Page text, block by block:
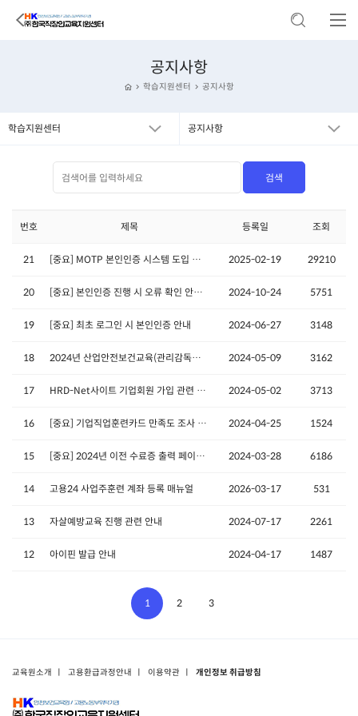
공지사항
학습지원센터 공지사항
학습지원센터 공지사항
번호 제목 등록일 조회
21 [중요] MOTP 본인인증 시스템 도입 예정 안내 2025-02-19 29210
20 [중요] 본인인증 진행 시 오류 확인 안내 (완료) 2024-10-24 5751
19 [중요] 최초 로그인 시 본인인증 안내 2024-06-27 3148
18 2024년 산업안전보건교육(관리감독자) 일정 및 접수 양식 2024-05-09 3162
17 HRD-Net사이트 기업회원 가입 관련 자주묻는 질문 2024-05-02 3713
16 [중요] 기업직업훈련카드 만족도 조사 시행 안내 2024-04-25 1524
15 [중요] 2024년 이전 수료증 출력 페이지 안내 2024-03-28 6186
14 고용24 사업주훈련 계좌 등록 매뉴얼 2026-03-17 531
13 자살예방교육 진행 관련 안내 2024-07-17 2261
12 아이핀 발급 안내 2024-04-17 1487
1 2 3
교육원소개 ㅣ 고용환급과정안내 ㅣ 이용약관 ㅣ 개인정보 취급방침